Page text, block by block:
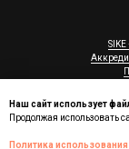
Наш сайт использует
Продолжая использовать
Политика